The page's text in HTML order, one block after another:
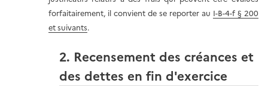
forfaitairement, il convient de se reporter au I-B-4-f § 200
et suivants.
2. Recensement des créances et
des dettes en fin d'exercice